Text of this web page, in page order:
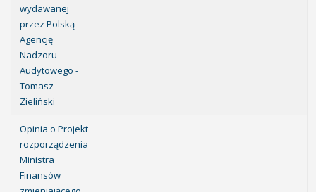
wydawanej
przez Polską
Agencję
Nadzoru
Audytowego -
Tomasz
Zieliński
Opinia o Projekt
rozporządzenia
Ministra
Finansów